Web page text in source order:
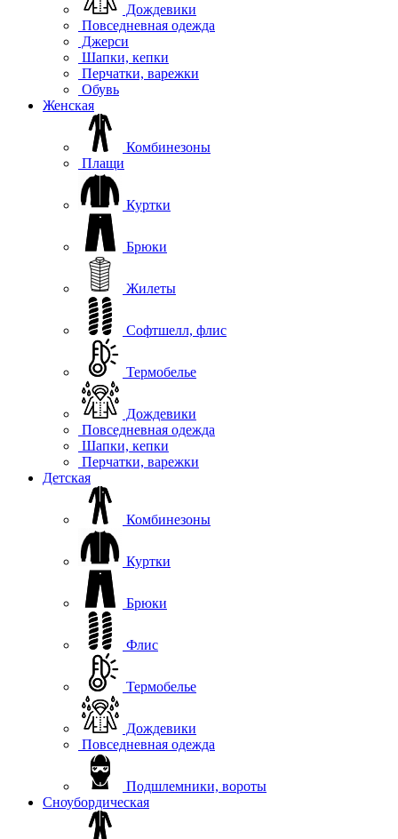
Дождевики
Повседневная одежда
Джерси
Шапки, кепки
Перчатки, варежки
Обувь
Женская
Комбинезоны
Плащи
Куртки
Брюки
Жилеты
Софтшелл, флис
Термобелье
Дождевики
Повседневная одежда
Шапки, кепки
Перчатки, варежки
Детская
Комбинезоны
Куртки
Брюки
Флис
Термобелье
Дождевики
Повседневная одежда
Подшлемники, вороты
Сноубордическая